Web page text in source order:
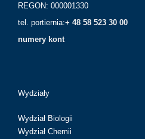
REGON: 000001330
tel. portiernia:+ 48 58 523 30 00
numery kont
Wydziały
Wydział Biologii
Wydział Chemii